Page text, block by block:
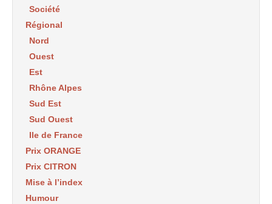
Société
Régional
Nord
Ouest
Est
Rhône Alpes
Sud Est
Sud Ouest
Ile de France
Prix ORANGE
Prix CITRON
Mise à l’index
Humour